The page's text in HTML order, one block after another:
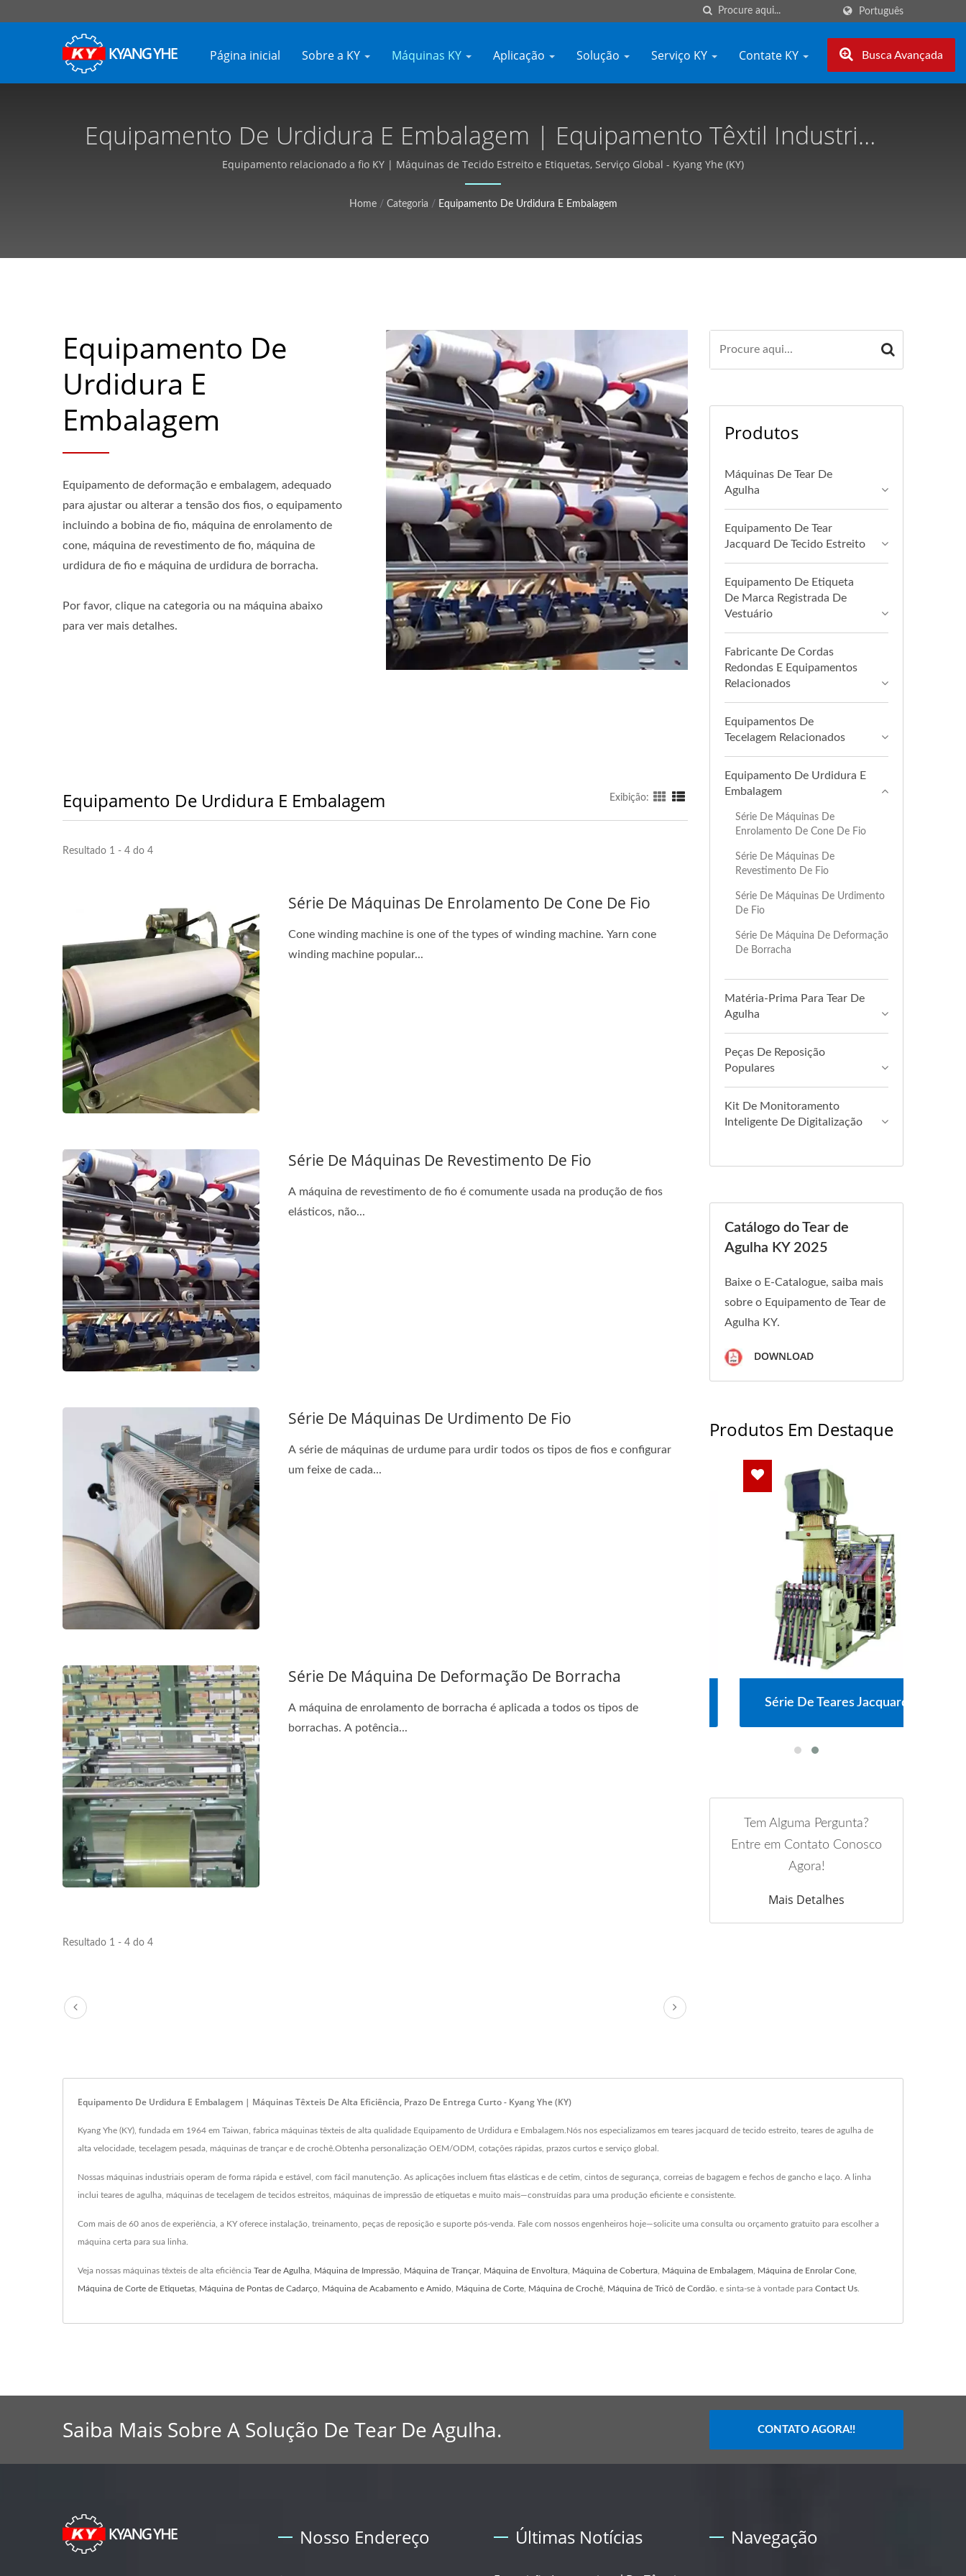
Português
Página inicial Sobre a KY Máquinas KY Aplicação Solução Serviço KY Contate KY Busca Avançada
Equipamento De Urdidura E Embalagem | Equipamento Têxtil Industrial,
Personalizável, Orçamento Gratuito - Kyang Yhe (KY)
Equipamento relacionado a fio KY | Máquinas de Tecido Estreito e Etiquetas, Serviço Global - Kyang Yhe (KY)
Home / Categoria / Equipamento De Urdidura E Embalagem
Equipamento De
Urdidura E
Embalagem
Equipamento de deformação e embalagem, adequado
para ajustar ou alterar a tensão dos fios, o equipamento
incluindo a bobina de fio, máquina de enrolamento de
cone, máquina de revestimento de fio, máquina de
urdidura de fio e máquina de urdidura de borracha.
Por favor, clique na categoria ou na máquina abaixo
para ver mais detalhes.
Equipamento De Urdidura E Embalagem Exibição:
Resultado 1 - 4 do 4
Série De Máquinas De Enrolamento De Cone De Fio
Cone winding machine is one of the types of winding machine. Yarn cone
winding machine popular...
Série De Máquinas De Revestimento De Fio
A máquina de revestimento de fio é comumente usada na produção de fios
elásticos, não...
Série De Máquinas De Urdimento De Fio
A série de máquinas de urdume para urdir todos os tipos de fios e configurar
um feixe de cada...
Série De Máquina De Deformação De Borracha
A máquina de enrolamento de borracha é aplicada a todos os tipos de
borrachas. A potência...
Resultado 1 - 4 do 4
Produtos
Máquinas De Tear De
Agulha
Equipamento De Tear
Jacquard De Tecido Estreito
Equipamento De Etiqueta
De Marca Registrada De
Vestuário
Fabricante De Cordas
Redondas E Equipamentos
Relacionados
Equipamentos De
Tecelagem Relacionados
Equipamento De Urdidura E
Embalagem
Série De Máquinas De
Enrolamento De Cone De Fio
Série De Máquinas De
Revestimento De Fio
Série De Máquinas De Urdimento
De Fio
Série De Máquina De Deformação
De Borracha
Matéria-Prima Para Tear De
Agulha
Peças De Reposição
Populares
Kit De Monitoramento
Inteligente De Digitalização
Catálogo do Tear de
Agulha KY 2025
Baixe o E-Catalogue, saiba mais
sobre o Equipamento de Tear de
Agulha KY.
DOWNLOAD
Produtos Em Destaque
Série De Teares De Agulha Série De Teares Jacquard Série De Teares De Agulha Série De Teares Jacquard
Tem Alguma Pergunta?
Entre em Contato Conosco
Agora!
Mais Detalhes
Equipamento De Urdidura E Embalagem | Máquinas Têxteis De Alta Eficiência, Prazo De Entrega Curto - Kyang Yhe (KY)
Kyang Yhe (KY), fundada em 1964 em Taiwan, fabrica máquinas têxteis de alta qualidade Equipamento de Urdidura e Embalagem.Nós nos especializamos em teares jacquard de tecido estreito, teares de agulha de
alta velocidade, tecelagem pesada, máquinas de trançar e de crochê.Obtenha personalização OEM/ODM, cotações rápidas, prazos curtos e serviço global.
Nossas máquinas industriais operam de forma rápida e estável, com fácil manutenção. As aplicações incluem fitas elásticas e de cetim, cintos de segurança, correias de bagagem e fechos de gancho e laço. A linha
inclui teares de agulha, máquinas de tecelagem de tecidos estreitos, máquinas de impressão de etiquetas e muito mais—construídas para uma produção eficiente e consistente.
Com mais de 60 anos de experiência, a KY oferece instalação, treinamento, peças de reposição e suporte pós-venda. Fale com nossos engenheiros hoje—solicite uma consulta ou orçamento gratuito para escolher a
máquina certa para sua linha.
Veja nossas máquinas têxteis de alta eficiência Tear de Agulha Máquina de Impressão Máquina de Trançar, Máquina de Envoltura Máquina de Cobertura Máquina de Embalagem Máquina de Enrolar Cone
Máquina de Corte de Etiquetas Máquina de Pontas de Cadarço Máquina de Acabamento e Amido Máquina de Corte Máquina de Crochê Máquina de Tricô de Cordão. e sinta-se à vontade para Contact Us
Saiba Mais Sobre A Solução De Tear De Agulha. CONTATO AGORA!!
Nosso Endereço Últimas Notícias Navegação